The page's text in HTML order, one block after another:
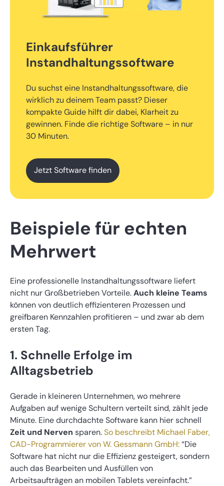
Einkaufsführer
Instandhaltungssoftware
Du suchst eine Instandhaltungssoftware, die
wirklich zu deinem Team passt? Dieser
kompakte Guide hilft dir dabei, Klarheit zu
gewinnen. Finde die richtige Software – in nur
30 Minuten.
Jetzt Software finden
Beispiele für echten
Mehrwert
Eine professionelle Instandhaltungssoftware liefert
nicht nur Großbetrieben Vorteile.Auch kleine Teams
können von deutlich effizienteren Prozessen und
greifbaren Kennzahlen profitieren – und zwar ab dem
ersten Tag.
1. Schnelle Erfolge im
Alltagsbetrieb
Gerade in kleineren Unternehmen, wo mehrere
Aufgaben auf wenige Schultern verteilt sind, zählt jede
Minute. Eine durchdachte Software kann hier schnell
Zeit und Nerven sparen.So beschreibt Michael Faber,
CAD-Programmierer von W. Gessmann GmbH:“Die
Software hat nicht nur die Effizienz gesteigert, sondern
auch das Bearbeiten und Ausfüllen von
Arbeitsaufträgen an mobilen Tablets vereinfacht.”